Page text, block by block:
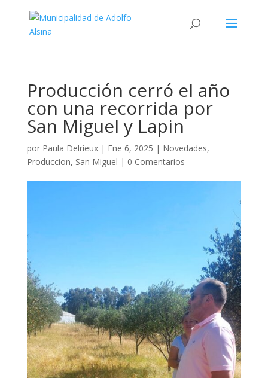
Producción cerró el año
con una recorrida por
San Miguel y Lapin
por Paula Delrieux| Ene 6, 2025 | Novedades,
Produccion, San Miguel | 0 Comentarios